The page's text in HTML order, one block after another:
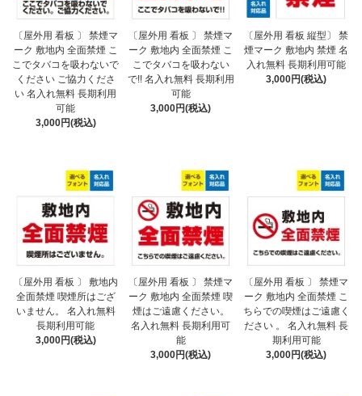
〔屋外用 看板 〕 禁煙マ
ーク 敷地内 全面禁煙 こ
こでタバコを吸わないで
ください ご協力くださ
い 名入れ無料 長期利用
可能
3,000円(税込)
〔屋外用 看板 〕 禁煙マ
ーク 敷地内 全面禁煙 こ
こでタバコを吸わない
で!! 名入れ無料 長期利用
可能
3,000円(税込)
〔屋外用 看板 縦型〕 禁
煙マーク 敷地内 禁煙 名
入れ無料 長期利用可能
3,000円(税込)
〔屋外用 看板 〕 敷地内
全面禁煙 喫煙所はござ
いません。 名入れ無料
長期利用可能
3,000円(税込)
〔屋外用 看板 〕 禁煙マ
ーク 敷地内 全面禁煙 喫
煙はご遠慮ください。
名入れ無料 長期利用可
能
3,000円(税込)
〔屋外用 看板 〕 禁煙マ
ーク 敷地内 全面禁煙 こ
ちらでの喫煙はご遠慮く
ださい 。 名入れ無料 長
期利用可能
3,000円(税込)